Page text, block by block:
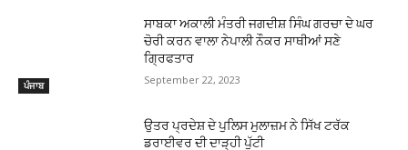
ਪੰਜਾਬ
ਸਾਬਕਾ ਅਕਾਲੀ ਮੰਤਰੀ ਜਗਦੀਸ਼ ਸਿੰਘ ਗਰਚਾ ਦੇ ਘਰ
ਚੋਰੀ ਕਰਨ ਵਾਲਾ ਨੇਪਾਲੀ ਨੌਕਰ ਸਾਥੀਆਂ ਸਣੇ
ਗ੍ਰਿਫਤਾਰ
September 22, 2023
ਉਤਰ ਪ੍ਰਦੇਸ਼ ਦੇ ਪੁਲਿਸ ਮੁਲਾਜ਼ਮ ਨੇ ਸਿੱਖ ਟਰੱਕ
ਡਰਾਈਵਰ ਦੀ ਦਾੜ੍ਹੀ ਪੁੱਟੀ